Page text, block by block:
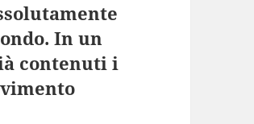
In un
contenuti i